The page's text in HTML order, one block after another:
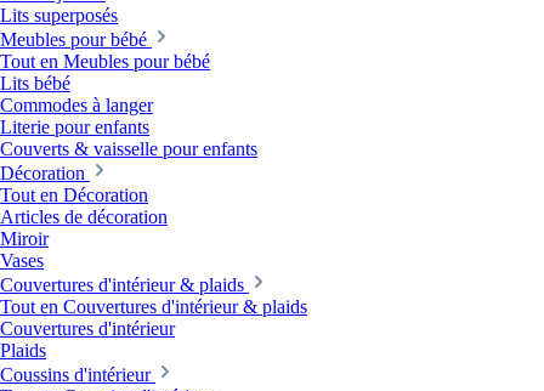
Lits superposés
Meubles pour bébé
Tout en Meubles pour bébé
Lits bébé
Commodes à langer
Literie pour enfants
Couverts & vaisselle pour enfants
Décoration
Tout en Décoration
Articles de décoration
Miroir
Vases
Couvertures d'intérieur & plaids
Tout en Couvertures d'intérieur & plaids
Couvertures d'intérieur
Plaids
Coussins d'intérieur